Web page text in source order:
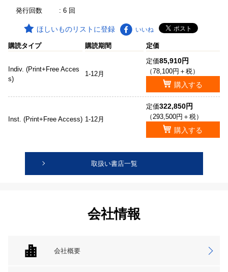
発行回数
: 6 回
ほしいものリストに登録 いいね
購読タイプ 購読期間 定価
Indiv. (Print+Free Acces
s)
1-12月
定価85,910円
（78,100円＋税）
購入する
Inst. (Print+Free Access) 1-12月
定価322,850円
（293,500円＋税）
購入する
取扱い書店一覧
会社情報
会社概要